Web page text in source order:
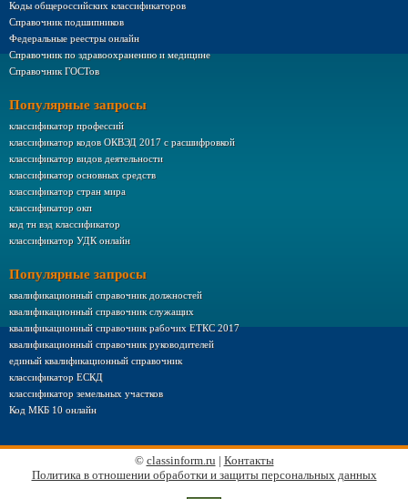
Коды общероссийских классификаторов
Справочник подшипников
Федеральные реестры онлайн
Справочник по здравоохранению и медицине
Справочник ГОСТов
Популярные запросы
классификатор профессий
классификатор кодов ОКВЭД 2017 с расшифровкой
классификатор видов деятельности
классификатор основных средств
классификатор стран мира
классификатор окп
код тн вэд классификатор
классификатор УДК онлайн
Популярные запросы
квалификационный справочник должностей
квалификационный справочник служащих
квалификационный справочник рабочих ЕТКС 2017
квалификационный справочник руководителей
единый квалификационный справочник
классификатор ЕСКД
классификатор земельных участков
Код МКБ 10 онлайн
© classinform.ru | Контакты
Политика в отношении обработки и защиты персональных данных